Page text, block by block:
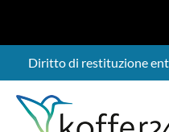
Diritto di restituzione